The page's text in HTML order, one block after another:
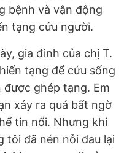
bệnh và vận động
tạng cứu người.
gia đình của chị T.
tạng để cứu sống
ghép tạng. Em
xảy ra quá bất ngờ
tin nổi. Nhưng khi
tôi đã nén nỗi đau lại